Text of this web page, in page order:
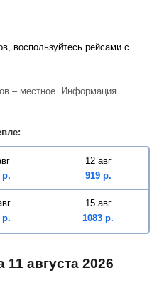
– местное. Информация
р.
12 авг
919 р.
р.
15 авг
1083 р.
11 августа 2026